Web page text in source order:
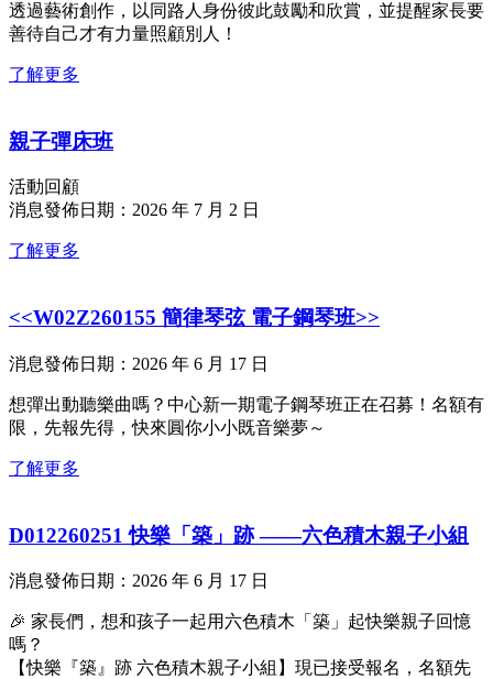
透過藝術創作，以同路人身份彼此鼓勵和欣賞，並提醒家長要
善待自己才有力量照顧別人！
了解更多
親子彈床班
活動回顧
消息發佈日期：2026 年 7 月 2 日
了解更多
<<W02Z260155 簡律琴弦 電子鋼琴班>>
消息發佈日期：2026 年 6 月 17 日
想彈出動聽樂曲嗎？中心新一期電子鋼琴班正在召募！名額有
限，先報先得，快來圓你小小既音樂夢～
了解更多
D012260251 快樂「築」跡 ——六色積木親子小組
消息發佈日期：2026 年 6 月 17 日
🎉 家長們，想和孩子一起用六色積木「築」起快樂親子回憶
嗎？
【快樂『築』跡 六色積木親子小組】現已接受報名，名額先